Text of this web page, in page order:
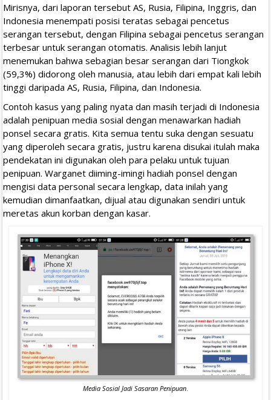
Mirisnya, dari laporan tersebut AS, Rusia, Filipina, Inggris, dan
Indonesia menempati posisi teratas sebagai pencetus
serangan tersebut, dengan Filipina sebagai pencetus serangan
terbesar untuk serangan otomatis. Analisis lebih lanjut
menemukan bahwa sebagian besar serangan dari Tiongkok
(59,3%) didorong oleh manusia, atau lebih dari empat kali lebih
tinggi daripada AS, Rusia, Filipina, dan Indonesia.
Contoh kasus yang paling nyata dan masih terjadi di Indonesia
adalah penipuan media sosial dengan menawarkan hadiah
ponsel secara gratis. Kita semua tentu suka dengan sesuatu
yang diperoleh secara gratis, justru karena disukai itulah maka
pendekatan ini digunakan oleh para pelaku untuk tujuan
penipuan. Warganet diiming-imingi hadiah ponsel dengan
mengisi data personal secara lengkap, data inilah yang
kemudian dimanfaatkan, dijual atau digunakan sendiri untuk
meretas akun korban dengan kasar.
Media Sosial Jadi Sasaran Penipuan